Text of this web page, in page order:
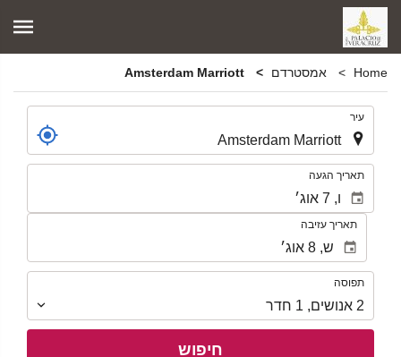
Home אמסטרדם
עיר
תאריך הגעה
תאריך עזיבה
תפוסה
תפוסה
2 אנושים,
1 חדר
חיפוש